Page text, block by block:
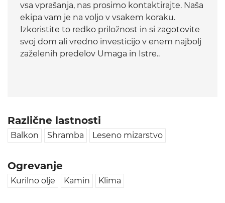
vsa vprašanja, nas prosimo kontaktirajte. Naša
ekipa vam je na voljo v vsakem koraku.
Izkoristite to redko priložnost in si zagotovite
svoj dom ali vredno investicijo v enem najbolj
zaželenih predelov Umaga in Istre..
Različne lastnosti
Balkon Shramba Leseno mizarstvo
Ogrevanje
Kurilno olje Kamin Klima